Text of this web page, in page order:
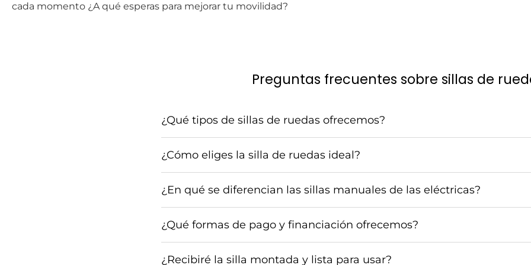
cada momento ¿A qué esperas para mejorar tu movilidad?
Preguntas frecuentes sobre sillas de
¿Qué tipos de sillas de ruedas ofrecemos?
¿Cómo eliges la silla de ruedas ideal?
¿En qué se diferencian las sillas manuales de las eléctricas?
¿Qué formas de pago y financiación ofrecemos?
¿Recibiré la silla montada y lista para usar?